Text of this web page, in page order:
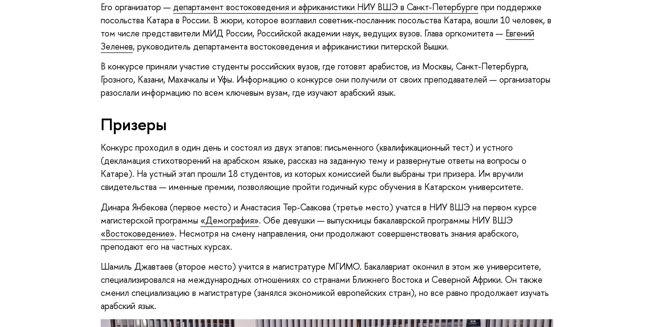
Его организатор — департамент востоковедения и африканистики НИУ ВШЭ в Санкт-Петербурге при поддержке
посольства Катара в России. В жюри, которое возглавил советник-посланник посольства Катара, вошли 10 человек, в
том числе представители МИД России, Российской академии наук, ведущих вузов. Глава оргкомитета — Евгений
Зеленев, руководитель департамента востоковедения и африканистики питерской Вышки.
В конкурсе приняли участие студенты российских вузов, где готовят арабистов, из Москвы, Санкт-Петербурга,
Грозного, Казани, Махачкалы и Уфы. Информацию о конкурсе они получили от своих преподавателей — организаторы
разослали информацию по всем ключевым вузам, где изучают арабский язык.
Призеры
Конкурс проходил в один день и состоял из двух этапов: письменного (квалификационный тест) и устного
(декламация стихотворений на арабском языке, рассказ на заданную тему и развернутые ответы на вопросы о
Катаре). На устный этап прошли 18 студентов, из которых комиссией были выбраны три призера. Им вручили
свидетельства — именные премии, позволяющие пройти годичный курс обучения в Катарском университете.
Динара Янбекова (первое место) и Анастасия Тер-Саакова (третье место) учатся в НИУ ВШЭ на первом курсе
магистерской программы «Демография». Обе девушки — выпускницы бакалаврской программы НИУ ВШЭ
«Востоковедение». Несмотря на смену направления, они продолжают совершенствовать знания арабского,
преподают его на частных курсах.
Шамиль Джавтаев (второе место) учится в магистратуре МГИМО. Бакалавриат окончил в этом же университете,
специализировался на международных отношениях со странами Ближнего Востока и Северной Африки. Он также
сменил специализацию в магистратуре (занялся экономикой европейских стран), но все равно продолжает изучать
арабский язык.